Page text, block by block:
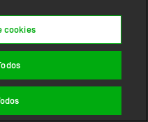
cookies